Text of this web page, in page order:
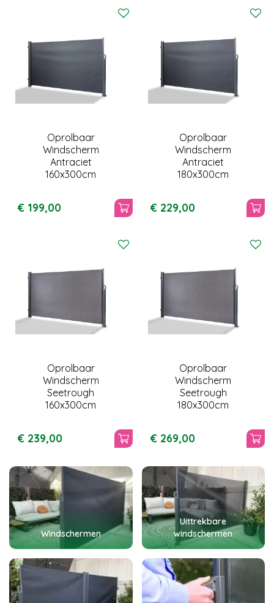
Oprolbaar
Windscherm
Antraciet
160x300cm
€ 199,00
Oprolbaar
Windscherm
Antraciet
180x300cm
€ 229,00
Oprolbaar
Windscherm
Seetrough
160x300cm
€ 239,00
Oprolbaar
Windscherm
Seetrough
180x300cm
€ 269,00
Windschermen
Uittrekbare
windschermen